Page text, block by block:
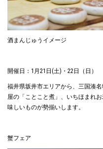
酒まんじゅうイメージ
開催日：1月21日(土)・22日（日）
福井県坂井市エリアから、三国湊
屋の「ことこと煮」、いちほまれ
味しいものが勢揃いします。
蟹フェア